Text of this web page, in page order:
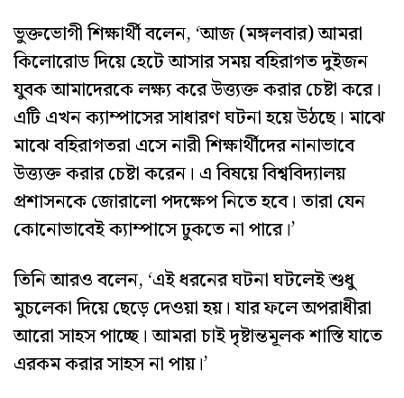
ভুক্তভোগী শিক্ষার্থী বলেন, ‘আজ (মঙ্গলবার) আমরা
কিলোরোড দিয়ে হেটে আসার সময় বহিরাগত দুইজন
যুবক আমাদেরকে লক্ষ্য করে উত্ত্যক্ত করার চেষ্টা করে।
এটি এখন ক্যাম্পাসের সাধারণ ঘটনা হয়ে উঠছে। মাঝে
মাঝে বহিরাগতরা এসে নারী শিক্ষার্থীদের নানাভাবে
উত্ত্যক্ত করার চেষ্টা করেন। এ বিষয়ে বিশ্ববিদ্যালয়
প্রশাসনকে জোরালো পদক্ষেপ নিতে হবে। তারা যেন
কোনোভাবেই ক্যাম্পাসে ঢুকতে না পারে।’
তিনি আরও বলেন, ‘এই ধরনের ঘটনা ঘটলেই শুধু
মুচলেকা দিয়ে ছেড়ে দেওয়া হয়। যার ফলে অপরাধীরা
আরো সাহস পাচ্ছে। আমরা চাই দৃষ্টান্তমূলক শাস্তি যাতে
এরকম করার সাহস না পায়।’